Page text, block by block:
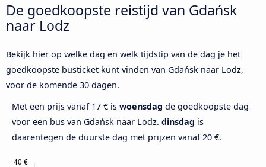
De goedkoopste reistijd van Gdańsk
naar Lodz
Bekijk hier op welke dag en welk tijdstip van de dag je het
goedkoopste busticket kunt vinden van Gdańsk naar Lodz,
voor de komende 30 dagen.
Met een prijs vanaf 17 € is woensdag de goedkoopste dag
voor een bus van Gdańsk naar Lodz. dinsdag is
daarentegen de duurste dag met prijzen vanaf 20 €.